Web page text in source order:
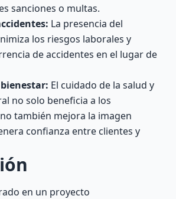
sanciones o multas.
La presencia del
los riesgos laborales y
de accidentes en el lugar de
El cuidado de la salud y
no solo beneficia a los
también mejora la imagen
confianza entre clientes y
en un proyecto